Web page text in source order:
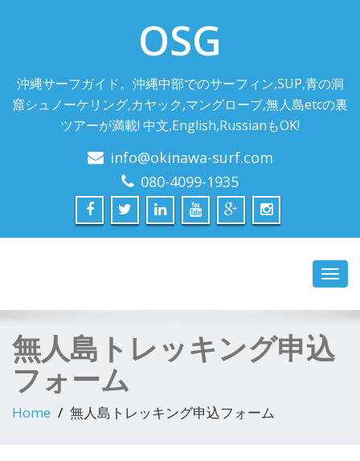
OSG
沖縄サーフガイド。沖縄中部でのサーフィン,SUP,青の洞
窟シュノーケリング,カヤック,マングローブ,無人島etcの裏
ツアーが満載! 中文,English,RussianもOK!
info@okinawa-surf.com
080-4099-1935
無人島トレッキング申込
フォーム
Home 無人島トレッキング申込フォーム